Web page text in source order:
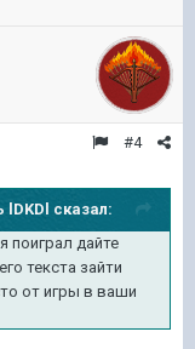
#4
lDKDl сказал:
поиграл дайте
текста зайти
от игры в ваши